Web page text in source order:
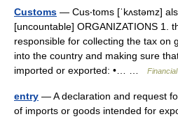
Customs — Cus‧toms [ˈkʌstəmz]
[uncountable] ORGANIZATIONS 1.
responsible for collecting the tax on
into the country and making sure
imported or exported: •… …
entry — A declaration and request
of imports or goods intended for